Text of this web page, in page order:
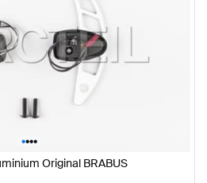
••••
Original BRABUS